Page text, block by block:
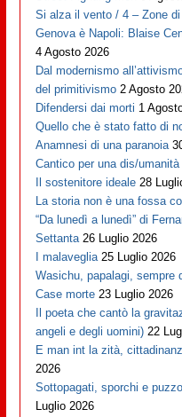
Si alza il vento / 4 – Zone
Genova è Napoli: Blaise
4 Agosto 2026
Dal modernismo
del primitivismo 2 Agosto
Difendersi dai morti 1
Quello che è stato fatto di
Anamnesi di una paranoia
Cantico per una dis/umanità
Il sostenitore ideale 28
La storia non è una fossa
“Da lunedì a lunedì” di
Settanta 26 Luglio 2026
I malaveglia 25 Luglio 2026
Wasichu, papalagi, sempre
Case morte 23 Luglio 2026
Il poeta che cantò la
angeli e degli uomini) 22
E man int la zità,
2026
Sottopagati, sporchi e
Luglio 2026